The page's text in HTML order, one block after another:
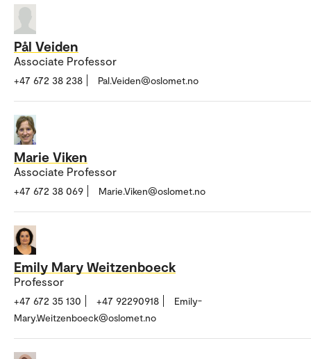
Pål Veiden
Associate Professor
+47 672 38 238 Pal.Veiden@oslomet.no
Marie Viken
Associate Professor
+47 672 38 069 Marie.Viken@oslomet.no
Emily Mary Weitzenboeck
Professor
+47 672 35 130 +47 92290918
Emily-
Mary.Weitzenboeck@oslomet.no